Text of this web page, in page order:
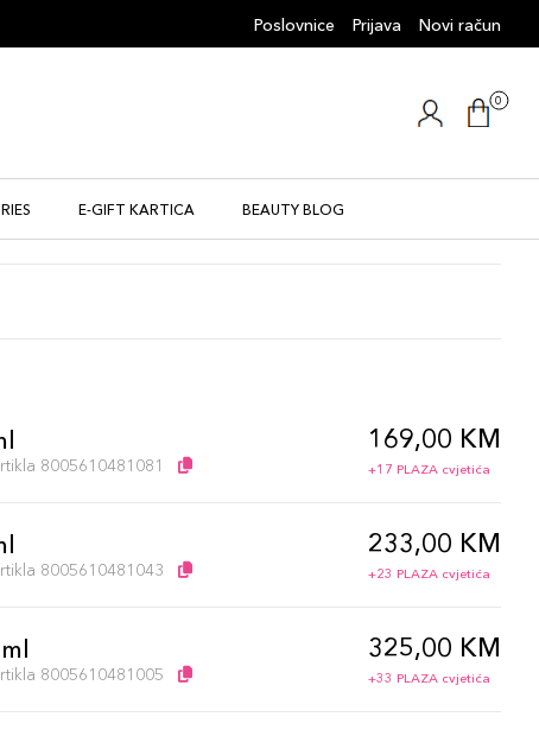
Poslovnice Prijava Novi račun
0
E-GIFT KARTICA BEAUTY BLOG
8005610481081
169,00 KM
+17 PLAZA cvjetića
8005610481043
233,00 KM
+23 PLAZA cvjetića
8005610481005
325,00 KM
+33 PLAZA cvjetića